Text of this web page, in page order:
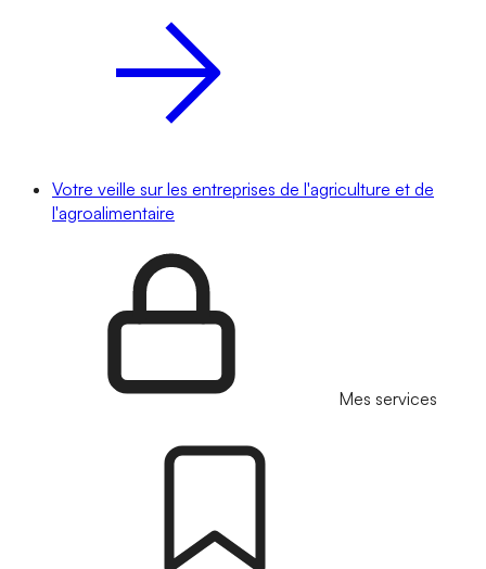
Votre veille sur les entreprises de l'agriculture et de
l'agroalimentaire
Mes services